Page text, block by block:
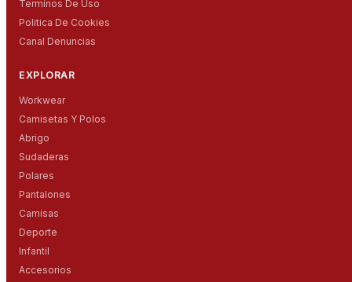
Terminos De Uso
Politica De Cookies
Canal Denuncias
EXPLORAR
Workwear
Camisetas Y Polos
Abrigo
Sudaderas
Polares
Pantalones
Camisas
Deporte
Infantil
Accesorios